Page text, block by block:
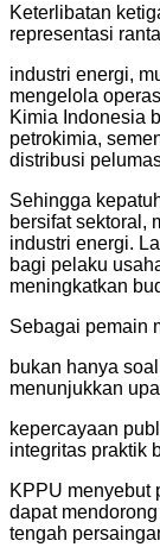
Keterlibatan
representasi
industri energi,
mengelola
Kimia Indonesia
petrokimia,
distribusi
Sehingga
bersifat sektoral,
industri energi.
bagi pelaku
meningkatkan
Sebagai pemain
bukan hanya
menunjukkan
kepercayaan
integritas praktik
KPPU menyebut
dapat
tengah